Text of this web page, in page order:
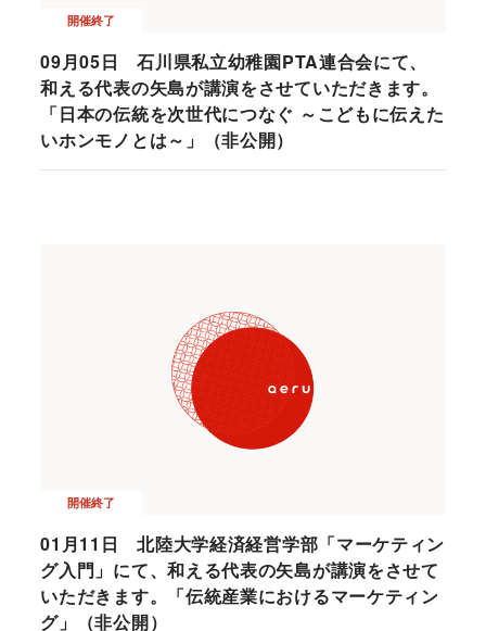
開催終了
09月05日 石川県私立幼稚園PTA連合会にて、
和える代表の矢島が講演をさせていただきます。
「日本の伝統を次世代につなぐ ～こどもに伝えた
いホンモノとは～」（非公開）
開催終了
01月11日 北陸大学経済経営学部「マーケティン
グ入門」にて、和える代表の矢島が講演をさせて
いただきます。「伝統産業におけるマーケティン
グ」（非公開）